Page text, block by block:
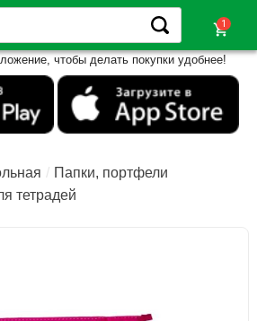
shopping_cart
чтобы делать покупки удобнее!
Папки, портфели
тетрадей